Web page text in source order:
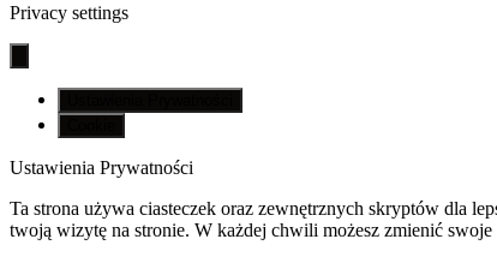
Privacy settings
Ustawienia Prywatności
Ta strona używa ciasteczek oraz zewnętrznych skryptów dla
twoją wizytę na stronie. W każdej chwili możesz zmienić